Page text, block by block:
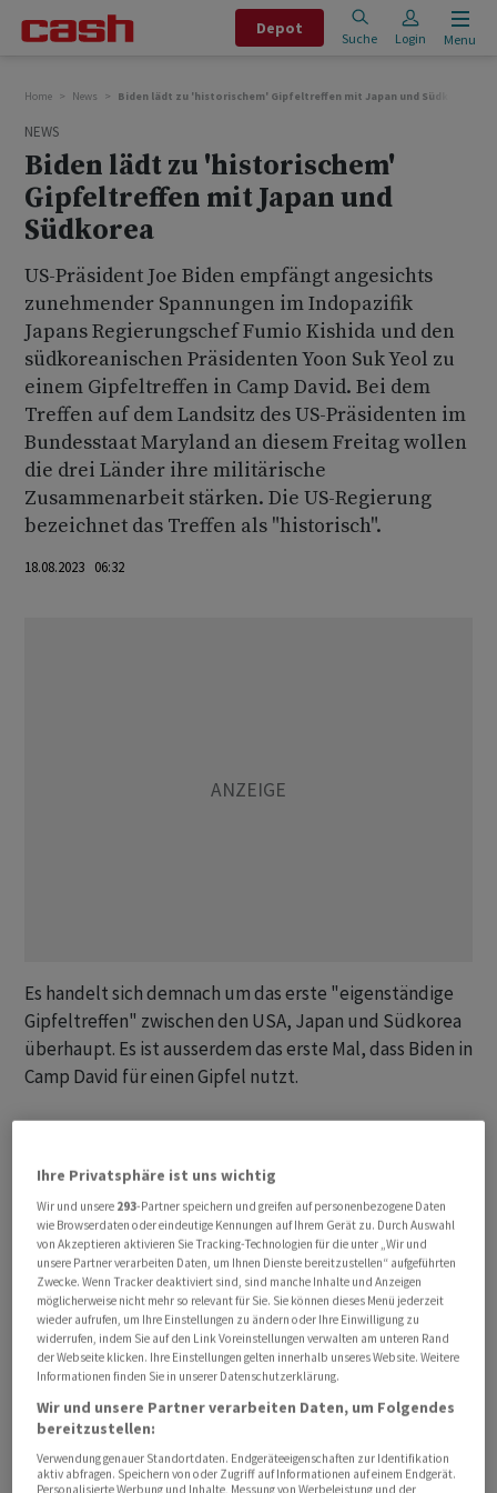
Depot
Suche Login Menu
Home News Biden lädt zu 'historischem' Gipfeltreffen mit Japan und Südkorea
NEWS
Biden lädt zu 'historischem'
Gipfeltreffen mit Japan und
Südkorea
US-Präsident Joe Biden empfängt angesichts
zunehmender Spannungen im Indopazifik
Japans Regierungschef Fumio Kishida und den
südkoreanischen Präsidenten Yoon Suk Yeol zu
einem Gipfeltreffen in Camp David. Bei dem
Treffen auf dem Landsitz des US-Präsidenten im
Bundesstaat Maryland an diesem Freitag wollen
die drei Länder ihre militärische
Zusammenarbeit stärken. Die US-Regierung
bezeichnet das Treffen als "historisch".
18.08.2023 06:32
Es handelt sich demnach um das erste "eigenständige
Gipfeltreffen" zwischen den USA, Japan und Südkorea
überhaupt. Es ist ausserdem das erste Mal, dass Biden in
Camp David für einen Gipfel nutzt.
das wachsende Machtstreben Chinas in der Region
gehen. Die Spannungen auf der koreanischen Halbinsel
haben zuletzt wieder deutlich zugenommen. Die USA
und andere Staaten sind auch besorgt über Chinas
Handelspraktiken und den chinesischen
Expansionsdrang im Indopazifik. Mit Indopazifik ist eine
Region vom Indischen bis zum Pazifischen Ozean
gemeint.
"Dieses historische Treffen beweist, wie wichtig diese
Beziehung nicht nur für unser Land, sondern auch für
Ihre Privatsphäre ist uns wichtig
Wir und unsere 293-Partner speichern und greifen auf personenbezogene Daten
wie Browserdaten oder eindeutige Kennungen auf Ihrem Gerät zu. Durch Auswahl
von Akzeptieren aktivieren Sie Tracking-Technologien für die unter „Wir und
unsere Partner verarbeiten Daten, um Ihnen Dienste bereitzustellen“ aufgeführten
Zwecke. Wenn Tracker deaktiviert sind, sind manche Inhalte und Anzeigen
möglicherweise nicht mehr so relevant für Sie. Sie können dieses Menü jederzeit
wieder aufrufen, um Ihre Einstellungen zu ändern oder Ihre Einwilligung zu
widerrufen, indem Sie auf den Link Voreinstellungen verwalten am unteren Rand
der Webseite klicken. Ihre Einstellungen gelten innerhalb unseres Website. Weitere
Informationen finden Sie in unserer Datenschutzerklärung.
Wir und unsere Partner verarbeiten Daten, um Folgendes
bereitzustellen:
Verwendung genauer Standortdaten. Endgeräteeigenschaften zur Identifikation
aktiv abfragen. Speichern von oder Zugriff auf Informationen auf einem Endgerät.
Personalisierte Werbung und Inhalte, Messung von Werbeleistung und der